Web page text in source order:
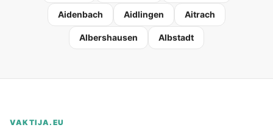
Aidenbach Aidlingen Aitrach
Albershausen Albstadt
VAKTIJA.EU